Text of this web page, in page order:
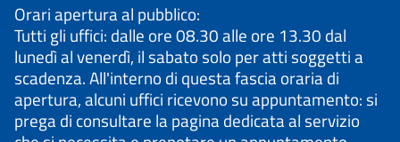
Orari apertura al pubblico:
Tutti gli uffici: dalle ore 08.30 alle ore 13.30 dal
lunedì al venerdì, il sabato solo per atti soggetti a
scadenza. All'interno di questa fascia oraria di
apertura, alcuni uffici ricevono su appuntamento: si
prega di consultare la pagina dedicata al servizio